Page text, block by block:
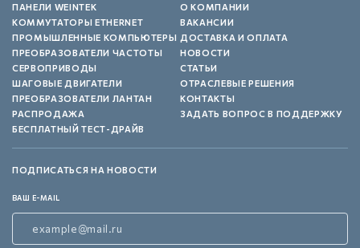
ПАНЕЛИ WEINTEK
КОММУТАТОРЫ ETHERNET
ПРОМЫШЛЕННЫЕ КОМПЬЮТЕРЫ
ПРЕОБРАЗОВАТЕЛИ ЧАСТОТЫ
СЕРВОПРИВОДЫ
ШАГОВЫЕ ДВИГАТЕЛИ
ПРЕОБРАЗОВАТЕЛИ ЛАНТАН
РАСПРОДАЖА
БЕСПЛАТНЫЙ ТЕСТ-ДРАЙВ
О КОМПАНИИ
ВАКАНСИИ
ДОСТАВКА И ОПЛАТА
НОВОСТИ
СТАТЬИ
ОТРАСЛЕВЫЕ РЕШЕНИЯ
КОНТАКТЫ
ЗАДАТЬ ВОПРОС В ПОДДЕРЖКУ
ПОДПИСАТЬСЯ НА НОВОСТИ
ВАШ E-MAIL